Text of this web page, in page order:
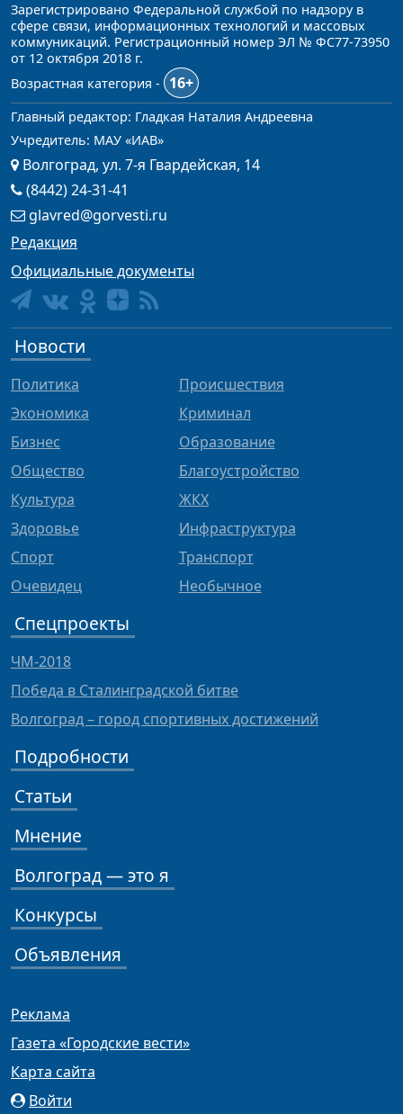
Зарегистрировано Федеральной службой по надзору в
сфере связи, информационных технологий и массовых
коммуникаций. Регистрационный номер ЭЛ № ФС77-73950
от 12 октября 2018 г.
Возрастная категория -
16+
Главный редактор: Гладкая Наталия Андреевна
Учредитель: МАУ «ИАВ»
Волгоград, ул. 7-я Гвардейская, 14
(8442) 24-31-41
glavred@gorvesti.ru
Редакция
Официальные документы
Новости
Политика
Экономика
Бизнес
Общество
Культура
Здоровье
Спорт
Очевидец
Происшествия
Криминал
Образование
Благоустройство
ЖКХ
Инфраструктура
Транспорт
Необычное
Спецпроекты
ЧМ-2018
Победа в Сталинградской битве
Волгоград – город спортивных достижений
Подробности
Статьи
Мнение
Волгоград — это я
Конкурсы
Объявления
Реклама
Газета «Городские вести»
Карта сайта
Войти